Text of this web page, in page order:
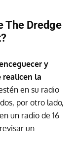
The Dredge
y
realicen la
en su radio
por otro lado,
un radio de 16
un